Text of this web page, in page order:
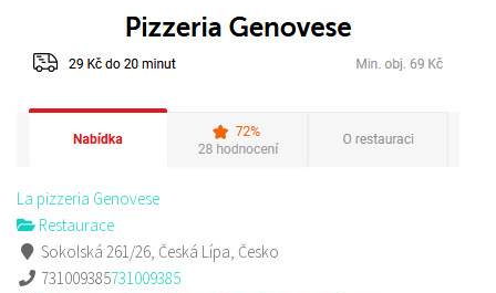
La pizzeria Genovese
Restaurace
Sokolská 261/26, Česká Lípa, Česko
731009385731009385